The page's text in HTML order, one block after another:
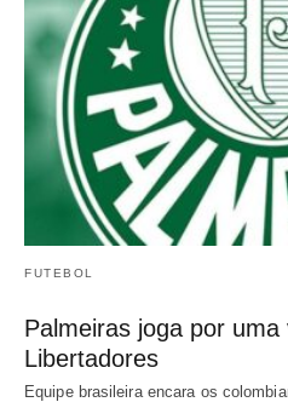
FUTEBOL
Palmeiras joga por
Libertadores
Equipe brasileira encara os